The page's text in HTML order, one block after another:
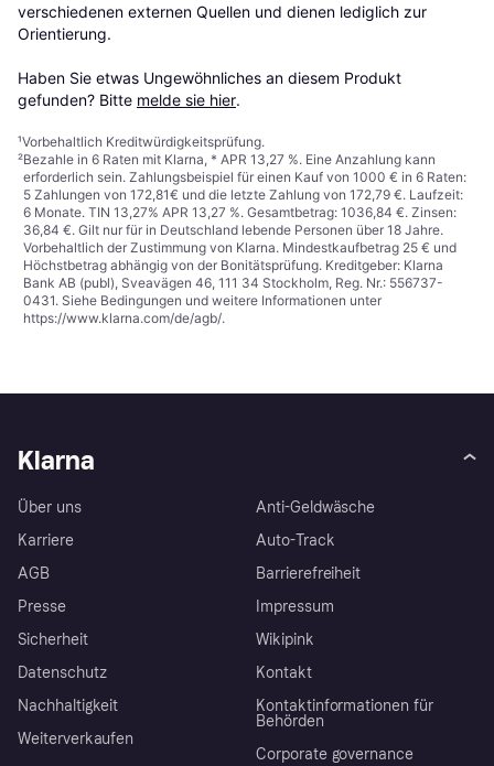
verschiedenen externen Quellen und dienen lediglich zur
Orientierung.
Haben Sie etwas Ungewöhnliches an diesem Produkt
gefunden? Bitte melde sie hier.
¹Vorbehaltlich Kreditwürdigkeitsprüfung.
²Bezahle in 6 Raten mit Klarna, * APR 13,27 %. Eine Anzahlung kann
erforderlich sein. Zahlungsbeispiel für einen Kauf von 1000 € in 6 Raten:
5 Zahlungen von 172,81€ und die letzte Zahlung von 172,79 €. Laufzeit:
6 Monate. TIN 13,27% APR 13,27 %. Gesamtbetrag: 1036,84 €. Zinsen:
36,84 €. Gilt nur für in Deutschland lebende Personen über 18 Jahre.
Vorbehaltlich der Zustimmung von Klarna. Mindestkaufbetrag 25 € und
Höchstbetrag abhängig von der Bonitätsprüfung. Kreditgeber: Klarna
Bank AB (publ), Sveavägen 46, 111 34 Stockholm, Reg. Nr.: 556737-
0431. Siehe Bedingungen und weitere Informationen unter
https://www.klarna.com/de/agb/.
Klarna
Über uns
Karriere
AGB
Presse
Sicherheit
Datenschutz
Nachhaltigkeit
Weiterverkaufen
Anti-Geldwäsche
Auto-Track
Barrierefreiheit
Impressum
Wikipink
Kontakt
Kontaktinformationen für
Behörden
Corporate governance